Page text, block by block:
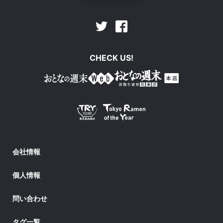
Twitter
CHECK US!
会社情報
個人情報
問い合わせ